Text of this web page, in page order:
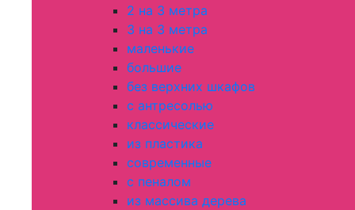
2 на 3 метра
3 на 3 метра
маленькие
большие
без верхних шкафов
с антресолью
классические
из пластика
современные
с пеналом
из массива дерева